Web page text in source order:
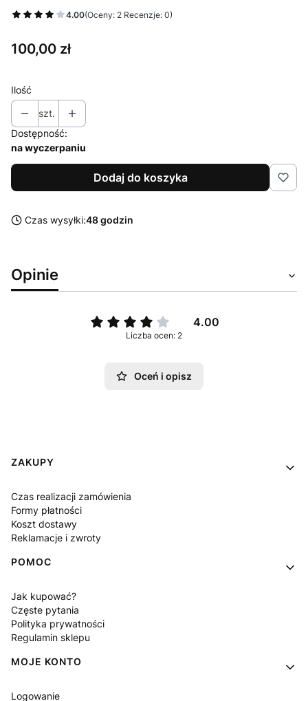
4.00(Oceny: 2 Recenzje: 0)
Cena
100,00 zł
Ilość
szt.
Dostępność:
na wyczerpaniu
Dodaj do koszyka
Czas wysyłki:48 godzin
Opinie
4.00
Liczba ocen: 2
Oceń i opisz
Linki w stopce
ZAKUPY
Czas realizacji zamówienia
Formy płatności
Koszt dostawy
Reklamacje i zwroty
POMOC
Jak kupować?
Częste pytania
Polityka prywatności
Regulamin sklepu
MOJE KONTO
Logowanie